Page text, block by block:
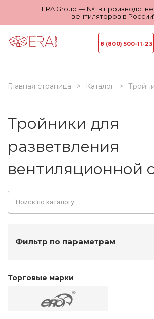
ERA Group — №1 в
вентиляторов в
8 (800) 500-11-23
Главная страница Каталог
Тройники для
разветвления
вентиляционной
Фильтр по параметрам
Торговые марки